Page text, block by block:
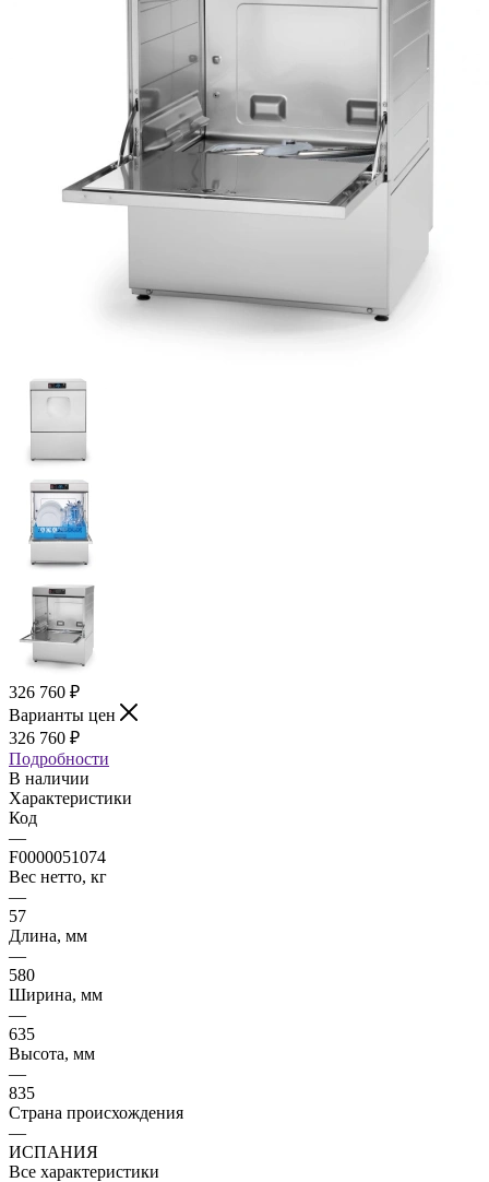
326 760 ₽
Варианты цен
326 760 ₽
Подробности
В наличии
Характеристики
Код
—
F0000051074
Вес нетто, кг
—
57
Длина, мм
—
580
Ширина, мм
—
635
Высота, мм
—
835
Страна происхождения
—
ИСПАНИЯ
Все характеристики